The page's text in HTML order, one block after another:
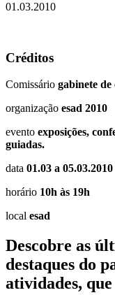
01.03.2010
Créditos
Comissário gabinete de
organização esad 2010
evento exposições,
guiadas.
data 01.03 a 05.03.2010
horário 10h às 19h
local esad
Descobre as
destaques do
atividades,